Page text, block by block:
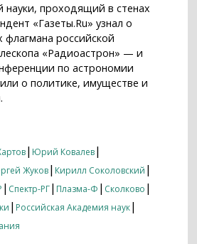
науки, проходящий в стенах
«Газеты.Ru» узнал о
российской
«Радиоастрон» — и
по астрономии
о политике, имуществе и
| Юрий Ковалев|
Жуков| Кирилл Соколовский |
| Спектр-РГ| Плазма-Ф | Сколково |
| Российская Академия наук|